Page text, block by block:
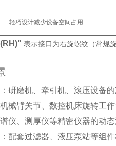
轻巧设计减少设备空间占用
表示接口为右旋螺纹（常规
：研磨机、牵引机、滚压设备的
机械臂关节、数控机床旋转工
谱仪、测厚仪等精密仪器的动态
：配套过滤器、液压泵站等组件